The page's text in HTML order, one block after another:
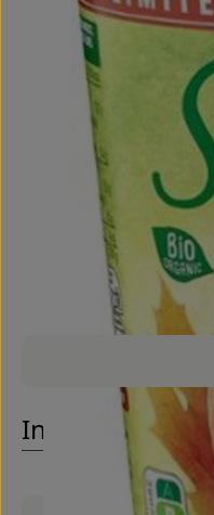
Entdecke
Info